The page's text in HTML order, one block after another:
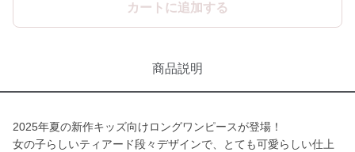
カートに追加する
商品説明
2025年夏の新作キッズ向けロングワンピースが登場！
女の子らしいティアード段々デザインで、とても可愛らしい仕上